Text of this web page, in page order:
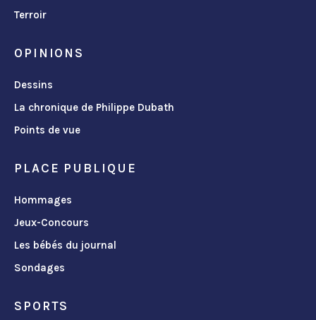
Terroir
OPINIONS
Dessins
La chronique de Philippe Dubath
Points de vue
PLACE PUBLIQUE
Hommages
Jeux-Concours
Les bébés du journal
Sondages
SPORTS